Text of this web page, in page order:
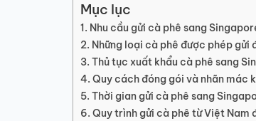
Mục lục
Nhu cầu gửi cà phê sang
Những loại cà phê được phép gửi
Thủ tục xuất khẩu cà phê sang
Quy cách đóng gói và nhãn mác
Thời gian gửi cà phê sang
Quy trình gửi cà phê từ Việt Nam